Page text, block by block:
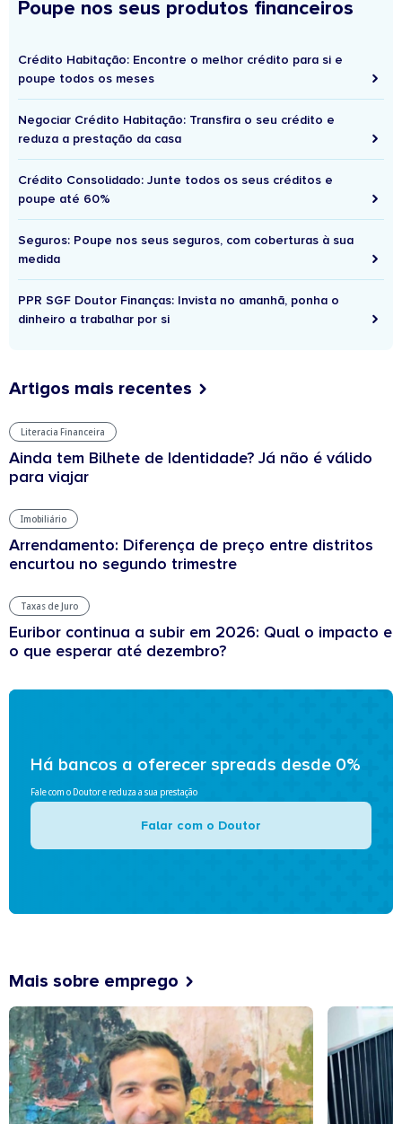
Poupe nos seus produtos financeiros
Crédito Habitação: Encontre o melhor crédito para si e
poupe todos os meses
Negociar Crédito Habitação: Transfira o seu crédito e
reduza a prestação da casa
Crédito Consolidado: Junte todos os seus créditos e
poupe até 60%
Seguros: Poupe nos seus seguros, com coberturas à sua
medida
PPR SGF Doutor Finanças: Invista no amanhã, ponha o
dinheiro a trabalhar por si
Artigos mais recentes
Literacia Financeira
Ainda tem Bilhete de Identidade? Já não é válido
para viajar
Imobiliário
Arrendamento: Diferença de preço entre distritos
encurtou no segundo trimestre
Taxas de Juro
Euribor continua a subir em 2026: Qual o impacto e
o que esperar até dezembro?
Há bancos a oferecer spreads desde 0%
Fale com o Doutor e reduza a sua prestação
Falar com o Doutor
Mais sobre emprego